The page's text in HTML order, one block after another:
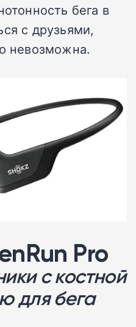
бега в
с друзьями,
невозможна.
Pro
с костной
для бега